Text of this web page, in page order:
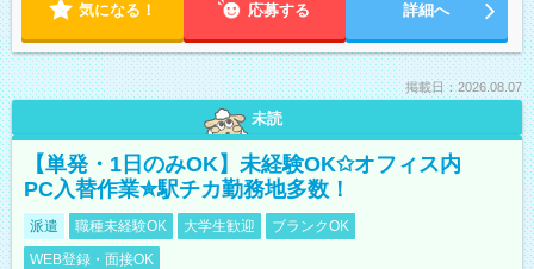
気になる！ 応募する 詳細へ
掲載日：2026.08.07
未読
【単発・1日のみOK】未経験OK✩オフィス内
PC入替作業✮駅チカ勤務地多数！
派遣 職種未経験OK 大学生歓迎
ブランクOK
WEB登録・面接OK